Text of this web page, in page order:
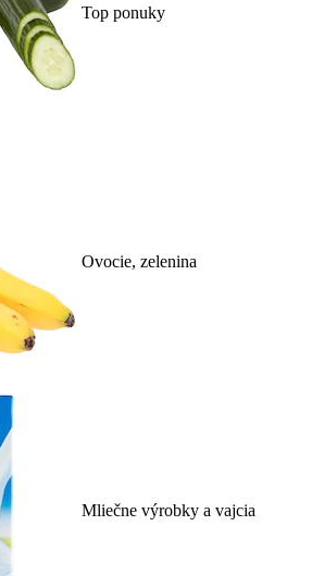
Top ponuky
Ovocie, zelenina
Mliečne výrobky a vajcia